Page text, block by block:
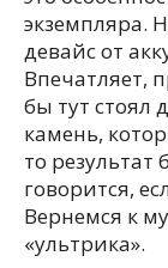
экземпляра.
девайс от
Впечатляет,
бы тут стоял
камень,
то
говорится,
Вернемся к
«ультрика».